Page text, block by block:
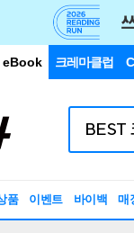
eBook 크레마클럽
품 이벤트 바이백 매